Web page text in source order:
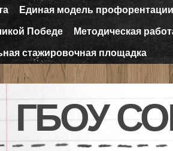
Единая модель профорентации
Победе Методическая
стажировочная площадка
ГБОУ